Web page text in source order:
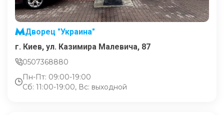
Дворец "Украина"
г. Киев, ул. Казимира Малевича, 87
0507368880
Пн-Пт: 09:00-19:00
Сб: 11:00-19:00, Вс: выходной